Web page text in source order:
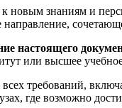
новым знаниям и
настоящего
или высшее
требований,
где возможно